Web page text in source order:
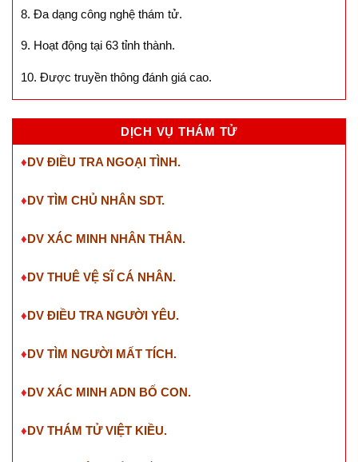
8. Đa dạng công nghệ thám tử.
9. Hoạt động tại 63 tỉnh thành.
10. Được truyền thông đánh giá cao.
DỊCH VỤ THÁM TỬ
♦DV ĐIỀU TRA NGOẠI TÌNH.
♦DV TÌM CHỦ NHÂN SDT.
♦DV XÁC MINH NHÂN THÂN.
♦DV THUÊ VỆ SĨ CÁ NHÂN.
♦DV ĐIỀU TRA NGƯỜI YÊU.
♦DV TÌM NGƯỜI MẤT TÍCH.
♦DV XÁC MINH ADN BỐ CON.
♦DV THÁM TỬ VIỆT KIỀU.